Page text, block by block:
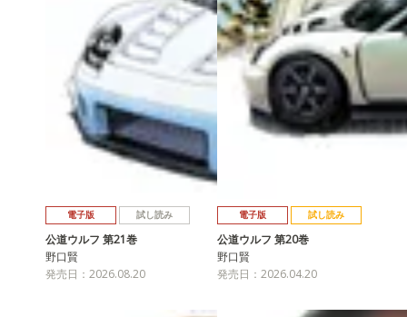
電子版 試し読み
公道ウルフ 第21巻
野口賢
発売日：2026.08.20
電子版 試し読み
公道ウルフ 第20巻
野口賢
発売日：2026.04.20